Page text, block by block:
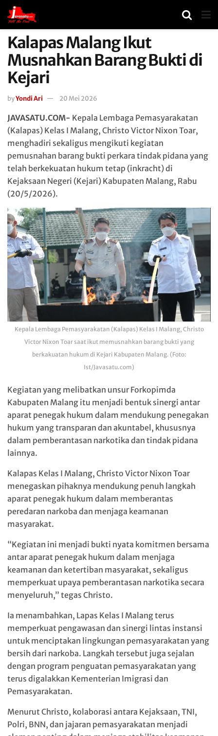
Kalapas Malang Ikut
Musnahkan Barang Bukti di
Kejari
byYondi Ari 20 Mei 2026
JAVASATU.COM- Kepala Lembaga Pemasyarakatan
(Kalapas) Kelas I Malang, Christo Victor Nixon Toar,
menghadiri sekaligus mengikuti kegiatan
pemusnahan barang bukti perkara tindak pidana yang
telah berkekuatan hukum tetap (inkracht) di
Kejaksaan Negeri (Kejari) Kabupaten Malang, Rabu
(20/5/2026).
Kepala Lembaga Pemasyarakatan (Kalapas) Kelas I Malang, Christo
Victor Nixon Toar saat ikut memusnahkan barang bukti yang
berkakuatan hukum di Kejari Kabupaten Malang. (Foto:
Ist/Javasatu.com)
Kegiatan yang melibatkan unsur Forkopimda
Kabupaten Malang itu menjadi bentuk sinergi antar
aparat penegak hukum dalam mendukung penegakan
hukum yang transparan dan akuntabel, khususnya
dalam pemberantasan narkotika dan tindak pidana
lainnya.
Kalapas Kelas I Malang, Christo Victor Nixon Toar
menegaskan pihaknya mendukung penuh langkah
aparat penegak hukum dalam memberantas
peredaran narkoba dan menjaga keamanan
masyarakat.
“Kegiatan ini menjadi bukti nyata komitmen bersama
antar aparat penegak hukum dalam menjaga
keamanan dan ketertiban masyarakat, sekaligus
memperkuat upaya pemberantasan narkotika secara
menyeluruh,” tegas Christo.
Ia menambahkan, Lapas Kelas I Malang terus
memperkuat pengawasan dan sinergi lintas instansi
untuk menciptakan lingkungan pemasyarakatan yang
bersih dari narkoba. Langkah tersebut juga sejalan
dengan program penguatan pemasyarakatan yang
terus digalakkan Kementerian Imigrasi dan
Pemasyarakatan.
Menurut Christo, kolaborasi antara Kejaksaan, TNI,
Polri, BNN, dan jajaran pemasyarakatan menjadi